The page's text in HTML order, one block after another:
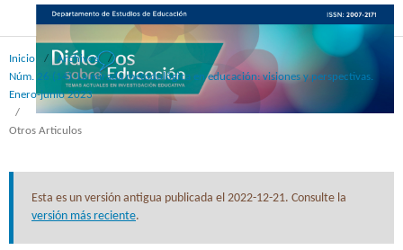
Inicio / Archivos
/
Núm. 26 (14): La mirada metodológica en educación: visiones y perspectivas.
Enero-junio 2023
/
Otros Articulos
Esta es un versión antigua publicada el 2022-12-21. Consulte la
versión más reciente.